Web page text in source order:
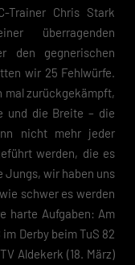
Trainer Chris Stark
überragenden
den gegnerischen
wir 25 Fehlwürfe.
mal zurückgekämpft,
und die Breite – die
nicht mehr jeder
werden, die es
Jungs, wir haben uns
schwer es werden
harte Aufgaben: Am
Derby beim TuS 82
Aldekerk (18. März)